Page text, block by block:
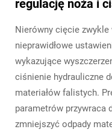
regulację noża i
Nierówny cięcie
nieprawidłowe
wykazujące
ciśnienie hydrauliczne
materiałów falistych.
parametrów przywraca
zmniejszyć odpady